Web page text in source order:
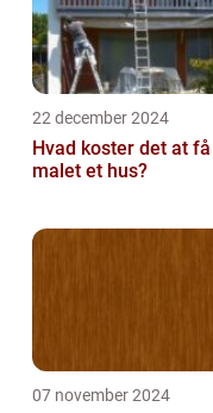
22 december 2024
Hvad koster det at få
malet et hus?
07 november 2024